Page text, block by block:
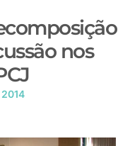
nos